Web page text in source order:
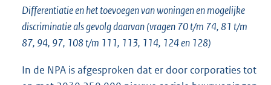
Differentiatie en het toevoegen van woningen en mogelijke
discriminatie als gevolg daarvan (vragen 70 t/m 74, 81 t/m
87, 94, 97, 108 t/m 111, 113, 114, 124 en 128)
In de NPA is afgesproken dat er door corporaties tot